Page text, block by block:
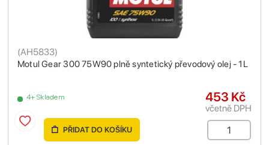
Motul Gear 300 75W90 plně syntetický převodový olej - 1L
(AH5833)
4+ Skladem 453 Kč
včetně DPH
PŘIDAT DO KOŠÍKU